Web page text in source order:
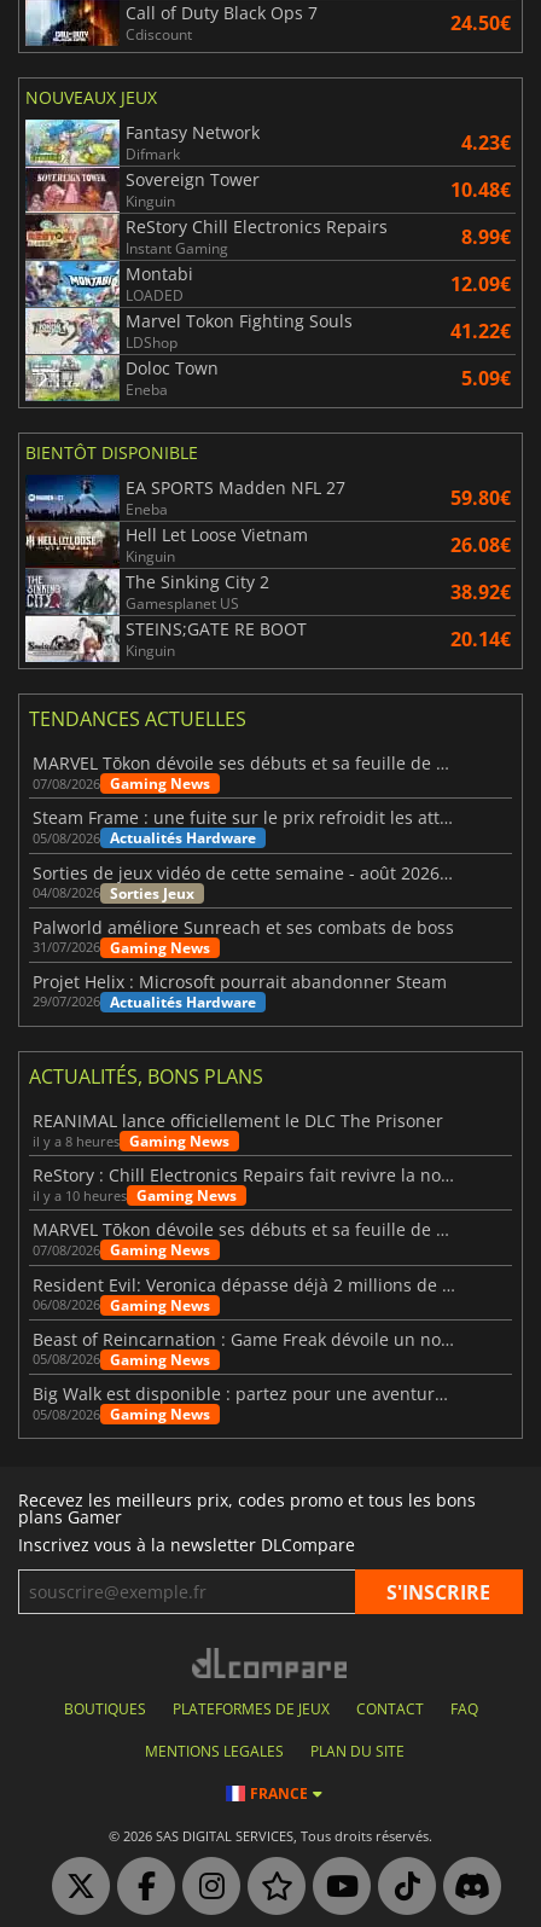
Call of Duty Black Ops 7
Cdiscount 24.50€
NOUVEAUX JEUX
Fantasy Network
Difmark 4.23€
Sovereign Tower
Kinguin 10.48€
ReStory Chill Electronics Repairs
Instant Gaming 8.99€
Montabi
LOADED 12.09€
Marvel Tokon Fighting Souls
LDShop 41.22€
Doloc Town
Eneba 5.09€
BIENTÔT DISPONIBLE
EA SPORTS Madden NFL 27
Eneba 59.80€
Hell Let Loose Vietnam
Kinguin 26.08€
The Sinking City 2
Gamesplanet US 38.92€
STEINS;GATE RE BOOT
Kinguin 20.14€
TENDANCES ACTUELLES
MARVEL Tōkon dévoile ses débuts et sa feuille de route
07/08/2026 Gaming News
Steam Frame : une fuite sur le prix refroidit les attentes VR
05/08/2026 Actualités Hardware
Sorties de jeux vidéo de cette semaine - août 2026 (semaine 32)
04/08/2026 Sorties Jeux
Palworld améliore Sunreach et ses combats de boss
31/07/2026 Gaming News
Projet Helix : Microsoft pourrait abandonner Steam
29/07/2026 Actualités Hardware
ACTUALITÉS, BONS PLANS
REANIMAL lance officiellement le DLC The Prisoner
il y a 8 heures Gaming News
ReStory : Chill Electronics Repairs fait revivre la nostalgie des années 2000
il y a 10 heures Gaming News
MARVEL Tōkon dévoile ses débuts et sa feuille de route
07/08/2026 Gaming News
Resident Evil: Veronica dépasse déjà 2 millions de wishlists
06/08/2026 Gaming News
Beast of Reincarnation : Game Freak dévoile un nouveau pari
05/08/2026 Gaming News
Big Walk est disponible : partez pour une aventure entre amis
05/08/2026 Gaming News
Recevez les meilleurs prix, codes promo et tous les bons
plans Gamer
Inscrivez vous à la newsletter DLCompare
BOUTIQUES PLATEFORMES DE JEUX CONTACT FAQ
MENTIONS LEGALES PLAN DU SITE
FRANCE
© 2026 SAS DIGITAL SERVICES, Tous droits réservés.